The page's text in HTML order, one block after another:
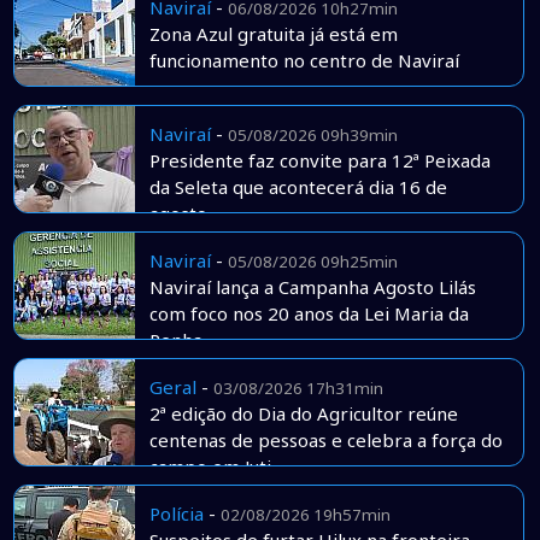
Naviraí- 06/08/2026 10h27min
Zona Azul gratuita já está em
funcionamento no centro de Naviraí
Naviraí- 05/08/2026 09h39min
Presidente faz convite para 12ª Peixada
da Seleta que acontecerá dia 16 de
agosto
Naviraí- 05/08/2026 09h25min
Naviraí lança a Campanha Agosto Lilás
com foco nos 20 anos da Lei Maria da
Penha
Geral - 03/08/2026 17h31min
2ª edição do Dia do Agricultor reúne
centenas de pessoas e celebra a força do
campo em Juti
Polícia - 02/08/2026 19h57min